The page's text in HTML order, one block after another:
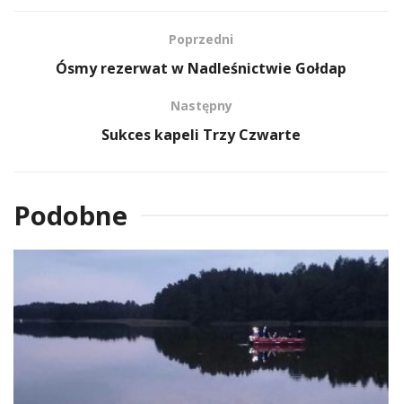
Poprzedni
Ósmy rezerwat w Nadleśnictwie Gołdap
Następny
Sukces kapeli Trzy Czwarte
Podobne